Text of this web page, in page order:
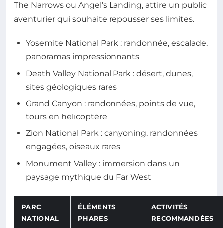
The Narrows ou Angel’s Landing, attire un public
aventurier qui souhaite repousser ses limites.
Yosemite National Park : randonnée, escalade,
panoramas impressionnants
Death Valley National Park : désert, dunes,
sites géologiques rares
Grand Canyon : randonnées, points de vue,
tours en hélicoptère
Zion National Park : canyoning, randonnées
engagées, oiseaux rares
Monument Valley : immersion dans un
paysage mythique du Far West
PARC
NATIONAL
ÉLÉMENTS
PHARES
ACTIVITÉS
RECOMMANDÉES